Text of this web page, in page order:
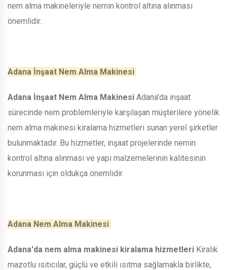
nem alma makineleriyle nemin kontrol altına alınması
önemlidir.
Adana İnşaat Nem Alma Makinesi
Adana İnşaat Nem Alma Makinesi Adana'da inşaat
sürecinde nem problemleriyle karşılaşan müşterilere yönelik
nem alma makinesi kiralama hizmetleri sunan yerel şirketler
bulunmaktadır. Bu hizmetler, inşaat projelerinde nemin
kontrol altına alınması ve yapı malzemelerinin kalitesinin
korunması için oldukça önemlidir.
Adana Nem Alma Makinesi
Adana'da nem alma makinesi kiralama hizmetleri Kiralık
mazotlu ısıtıcılar, güçlü ve etkili ısıtma sağlamakla birlikte,